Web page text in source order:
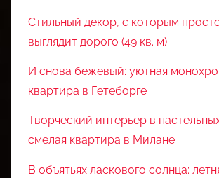
Стильный декор, с которым
выглядит дорого (49 кв. м)
И снова бежевый: уютная
квартира в Гетеборге
Творческий интерьер в
смелая квартира в Милане
В объятьях ласкового солнца: